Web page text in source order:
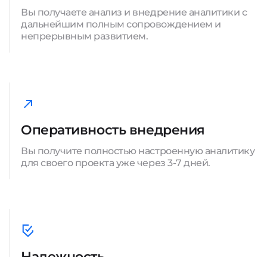
Вы получаете анализ и внедрение аналитики с
дальнейшим полным сопровождением и
непрерывным развитием.
Оперативность внедрения
Вы получите полностью настроенную аналитику
для своего проекта уже через 3-7 дней.